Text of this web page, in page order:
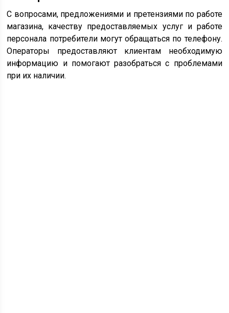
С вопросами, предложениями и претензиями по работе
магазина, качеству предоставляемых услуг и работе
персонала потребители могут обращаться по телефону.
Операторы предоставляют клиентам необходимую
информацию и помогают разобраться с проблемами
при их наличии.